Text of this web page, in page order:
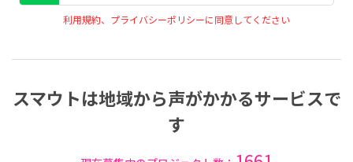
利用規約、プライバシーポリシーに同意してください
スマウトは地域から声がかかるサービスで
す